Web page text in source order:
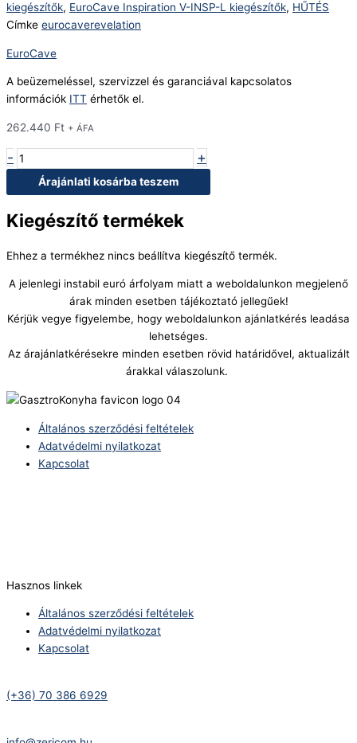
kiegészítők, EuroCave Inspiration V-INSP-L kiegészítők, HŰTÉS
Címke eurocaverevelation
EuroCave
A beüzemeléssel, szervizzel és garanciával kapcsolatos
információk ITT érhetők el.
262.440 Ft + ÁFA
- +
Árajánlati kosárba teszem
Kiegészítő termékek
Ehhez a termékhez nincs beállítva kiegészítő termék.
A jelenlegi instabil euró árfolyam miatt a weboldalunkon megjelenő
árak minden esetben tájékoztató jellegűek!
Kérjük vegye figyelembe, hogy weboldalunkon ajánlatkérés leadása
lehetséges.
Az árajánlatkérésekre minden esetben rövid határidővel, aktualizált
árakkal válaszolunk.
Általános szerződési feltételek
Adatvédelmi nyilatkozat
Kapcsolat
Hasznos linkek
Általános szerződési feltételek
Adatvédelmi nyilatkozat
Kapcsolat
(+36) 70 386 6929